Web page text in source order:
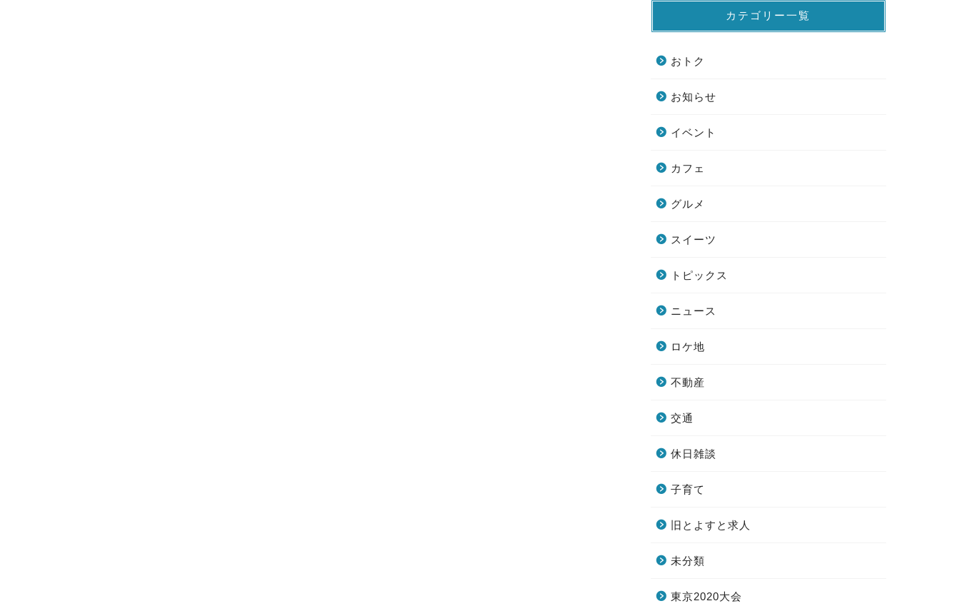
カテゴリー一覧
おトク
お知らせ
イベント
カフェ
グルメ
スイーツ
トピックス
ニュース
ロケ地
不動産
交通
休日雑談
子育て
旧とよすと求人
未分類
東京2020大会